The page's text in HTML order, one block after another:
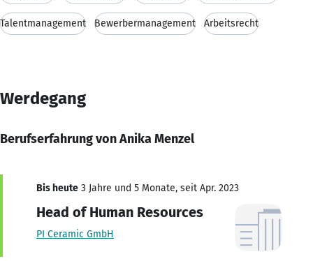
Talentmanagement Bewerbermanagement Arbeitsrecht
Werdegang
Berufserfahrung von Anika Menzel
Bis heute 3 Jahre und 5 Monate, seit Apr. 2023
Head of Human Resources
PI Ceramic GmbH